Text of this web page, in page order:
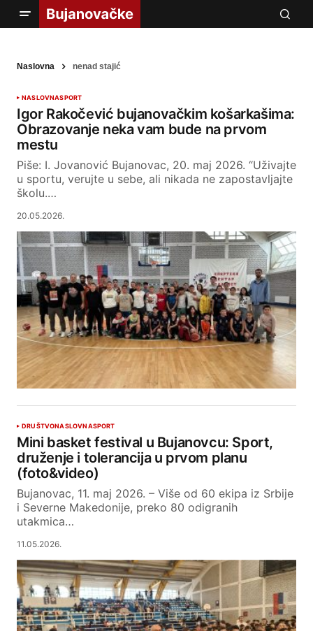
Naslovna nenad stajić
NASLOVNASPORT
Igor Rakočević bujanovačkim košarkašima:
Obrazovanje neka vam bude na prvom
mestu
Piše: I. Jovanović Bujanovac, 20. maj 2026. “Uživajte
u sportu, verujte u sebe, ali nikada ne zapostavljajte
školu.…
20.05.2026.
DRUŠTVONASLOVNASPORT
Mini basket festival u Bujanovcu: Sport,
druženje i tolerancija u prvom planu
(foto&video)
Bujanovac, 11. maj 2026. – Više od 60 ekipa iz Srbije
i Severne Makedonije, preko 80 odigranih
utakmica…
11.05.2026.